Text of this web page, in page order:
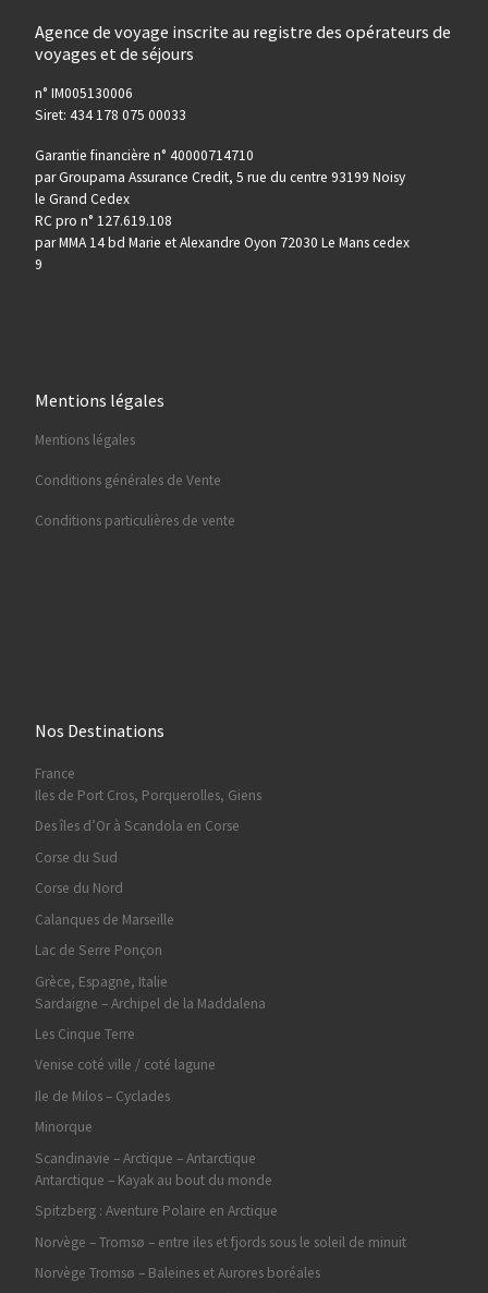
Agence de voyage inscrite au registre des opérateurs de
voyages et de séjours
n° IM005130006
Siret: 434 178 075 00033
Garantie financière n° 40000714710
par Groupama Assurance Credit, 5 rue du centre 93199 Noisy
le Grand Cedex
RC pro n° 127.619.108
par MMA 14 bd Marie et Alexandre Oyon 72030 Le Mans cedex
9
Mentions légales
Mentions légales
Conditions générales de Vente
Conditions particulières de vente
Nos Destinations
France
Iles de Port Cros, Porquerolles, Giens
Des îles d’Or à Scandola en Corse
Corse du Sud
Corse du Nord
Calanques de Marseille
Lac de Serre Ponçon
Grèce, Espagne, Italie
Sardaigne – Archipel de la Maddalena
Les Cinque Terre
Venise coté ville / coté lagune
Ile de Milos – Cyclades
Minorque
Scandinavie – Arctique – Antarctique
Antarctique – Kayak au bout du monde
Spitzberg : Aventure Polaire en Arctique
Norvège – Tromsø – entre iles et fjords sous le soleil de minuit
Norvège Tromsø – Baleines et Aurores boréales